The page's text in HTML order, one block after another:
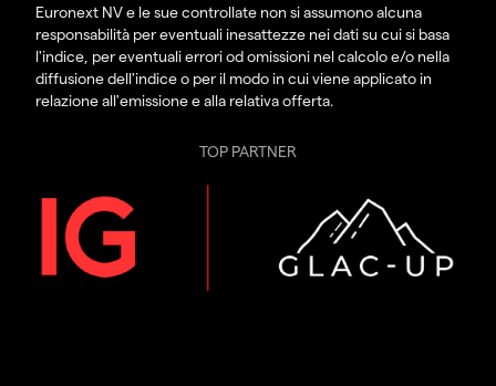
Euronext NV e le sue controllate non si assumono alcuna
responsabilità per eventuali inesattezze nei dati su cui si basa
l'indice, per eventuali errori od omissioni nel calcolo e/o nella
diffusione dell'indice o per il modo in cui viene applicato in
relazione all'emissione e alla relativa offerta.
TOP PARTNER